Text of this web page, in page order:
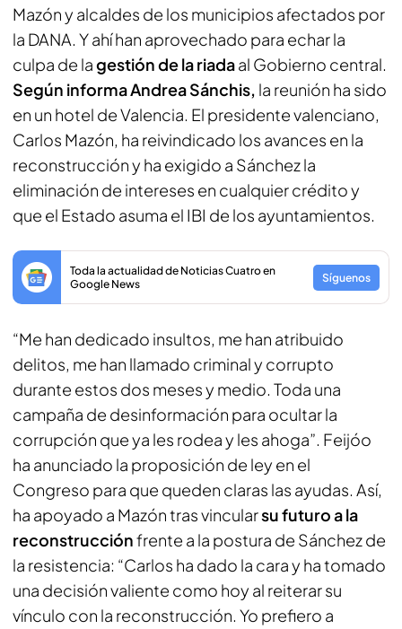
Mazón y alcaldes de los municipios afectados por
la DANA. Y ahí han aprovechado para echar la
culpa de lagestión de la riadaal Gobierno central.
Según informa Andrea Sánchis, la reunión ha sido
en un hotel de Valencia. El presidente valenciano,
Carlos Mazón, ha reivindicado los avances en la
reconstrucción y ha exigido a Sánchez la
eliminación de intereses en cualquier crédito y
que el Estado asuma el IBI de los ayuntamientos.
Toda la actualidad de Noticias Cuatro en
Google News
Síguenos
“Me han dedicado insultos, me han atribuido
delitos, me han llamado criminal y corrupto
durante estos dos meses y medio. Toda una
campaña de desinformación para ocultar la
corrupción que ya les rodea y les ahoga”. Feijóo
ha anunciado la proposición de ley en el
Congreso para que queden claras las ayudas. Así,
ha apoyado a Mazón tras vincularsu futuro a la
reconstrucciónfrente a la postura de Sánchez de
la resistencia: “Carlos ha dado la cara y ha tomado
una decisión valiente como hoy al reiterar su
vínculo con la reconstrucción. Yo prefiero a